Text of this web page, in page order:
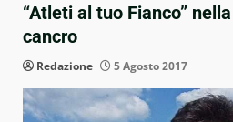
“Atleti al tuo Fianco”
cancro
Redazione 5 Agosto 2017